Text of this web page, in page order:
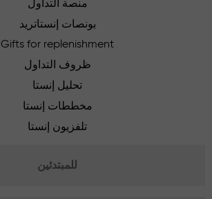
منصة التداول
بونصات إنستاتريد
Gifts for replenishment
ظروف التداول
تحليل إنستا
مخططات إنستا
تلفزيون إنستا
للمبتدئين